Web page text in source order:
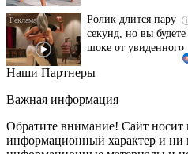
секунд, но вы будете в
шоке от увиденного
Этот танец невесты
Пересмотрела 10 раз
Наши Партнеры
Важная информация
Обратите внимание! Сайт носит
информационный характер и ни